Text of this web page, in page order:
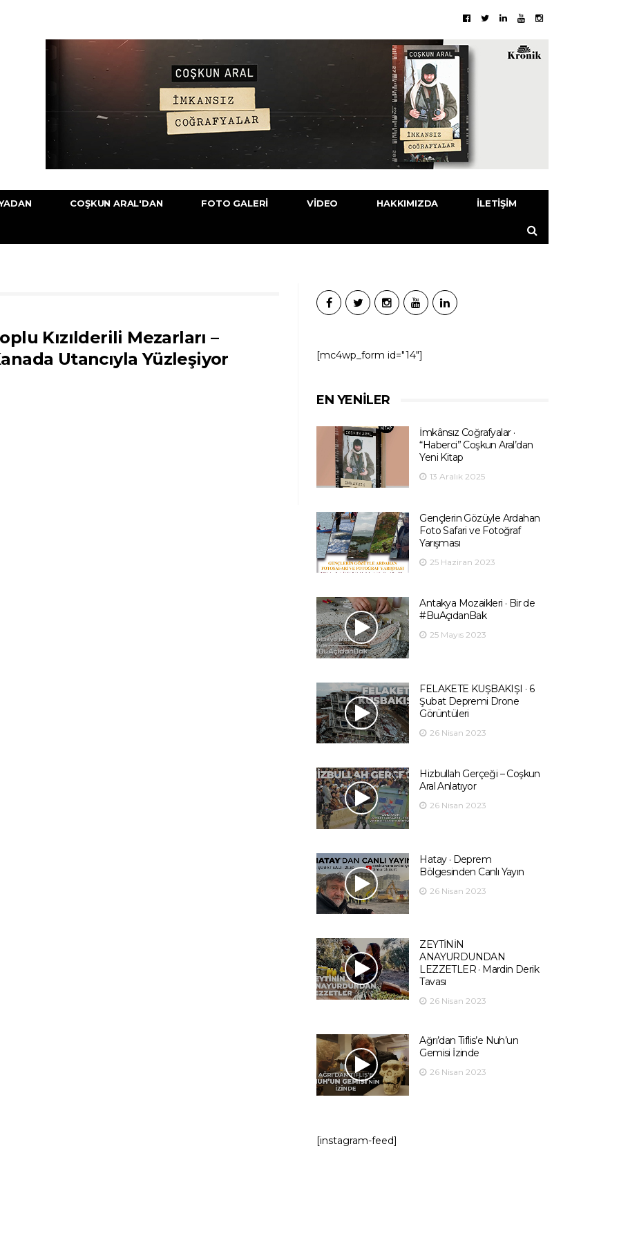
COŞKUN ARAL'DAN FOTO GALERI VIDEO HAKKIMIZDA İLETIŞIM
Kızılderili Mezarları –
Utancıyla Yüzleşiyor
[mc4wp_form id="14"]
EN YENILER
İmkânsız Coğrafyalar ·
“Haberci” Coşkun Aral’dan
Yeni Kitap
13 Aralık 2025
Gençlerin Gözüyle Ardahan
Foto Safari ve Fotoğraf
Yarışması
25 Haziran 2023
Antakya Mozaikleri · Bir de
#BuAçıdanBak
25 Mayıs 2023
FELAKETE KUŞBAKIŞI · 6
Şubat Depremi Drone
Görüntüleri
26 Nisan 2023
Hizbullah Gerçeği – Coşkun
Aral Anlatıyor
26 Nisan 2023
Hatay · Deprem
Bölgesinden Canlı Yayın
26 Nisan 2023
ZEYTİNİN
ANAYURDUNDAN
LEZZETLER · Mardin Derik
Tavası
26 Nisan 2023
Ağrı’dan Tiflis’e Nuh’un
Gemisi İzinde
26 Nisan 2023
[instagram-feed]